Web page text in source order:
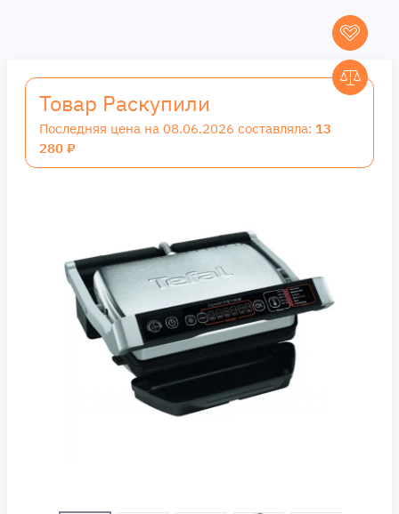
Товар Раскупили
Последняя цена на 08.06.2026 составляла: 13
280 ₽